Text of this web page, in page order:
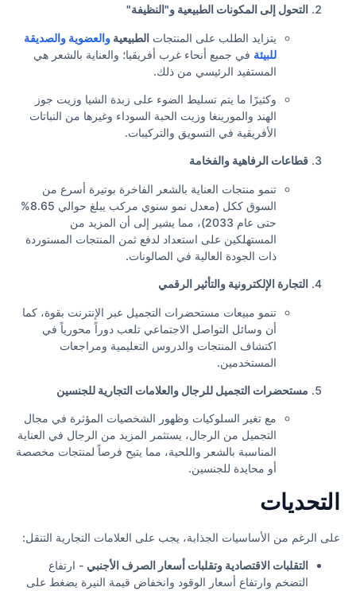
التحول إلى المكونات الطبيعية و"النظيفة"
يتزايد الطلب على المنتجات الطبيعية والعضوية والصديقة
للبيئة في جميع أنحاء غرب أفريقيا؛ والعناية بالشعر هي
المستفيد الرئيسي من ذلك.
وكثيرًا ما يتم تسليط الضوء على زبدة الشيا وزيت جوز
الهند والمورينغا وزيت الحبة السوداء وغيرها من النباتات
الأفريقية في التسويق والتركيبات.
قطاعات الرفاهية والفخامة
تنمو منتجات العناية بالشعر الفاخرة بوتيرة أسرع من
السوق ككل (معدل نمو سنوي مركب يبلغ حوالي 8.65%
حتى عام 2033)، مما يشير إلى أن المزيد من
المستهلكين على استعداد لدفع ثمن المنتجات المستوردة
ذات الجودة العالية في الصالونات.
التجارة الإلكترونية والتأثير الرقمي
تنمو مبيعات مستحضرات التجميل عبر الإنترنت بقوة، كما
أن وسائل التواصل الاجتماعي تلعب دوراً محورياً في
اكتشاف المنتجات والدروس التعليمية ومراجعات
المستخدمين.
مستحضرات التجميل للرجال والعلامات التجارية للجنسين
مع تغير السلوكيات وظهور الشخصيات المؤثرة في مجال
التجميل من الرجال، يستثمر المزيد من الرجال في العناية
المناسبة بالشعر واللحية، مما يتيح فرصاً لمنتجات مخصصة
أو محايدة للجنسين.
التحديات
على الرغم من الأساسيات الجذابة، يجب على العلامات التجارية التنقل:
التقلبات الاقتصادية وتقلبات أسعار الصرف الأجنبي - ارتفاع
التضخم وارتفاع أسعار الوقود وانخفاض قيمة النيرة يضغط على